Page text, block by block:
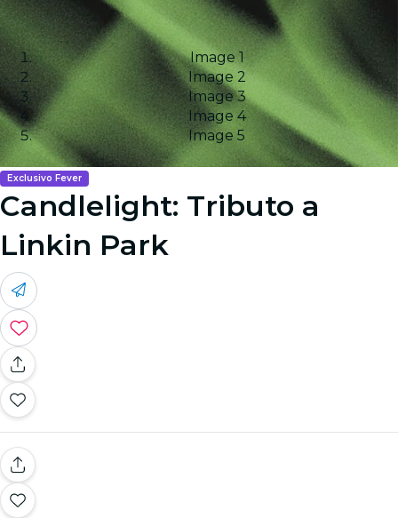
Image 1
Image 2
Image 3
Image 4
Image 5
Exclusivo Fever
Candlelight: Tributo a
Linkin Park